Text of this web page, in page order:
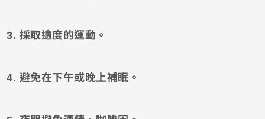
3. 採取適度的運動。
4. 避免在下午或晚上補眠。